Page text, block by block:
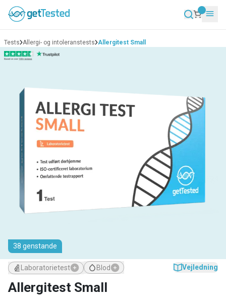
Tests Allergi- og intoleranstests Allergitest Small
38 genstande
Laboratorietest Blod Vejledning
Allergitest Small